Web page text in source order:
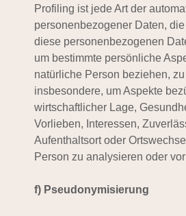
Profiling ist jede Art der
personenbezogener Daten,
diese personenbezogenen
um bestimmte persönliche
natürliche Person beziehen,
insbesondere, um Aspekte
wirtschaftlicher Lage,
Vorlieben, Interessen,
Aufenthaltsort oder
Person zu analysieren oder
f) Pseudonymisierung